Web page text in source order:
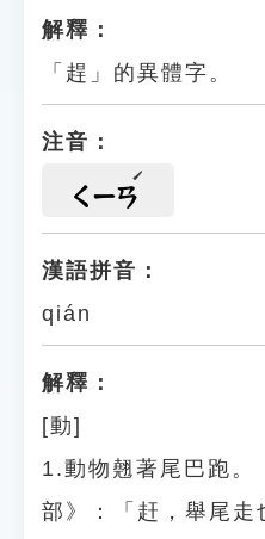
解釋：
「趕」的異體字。
注音：
ㄑㄧㄢ
漢語拼音：
qián
解釋：
[動]
1.動物翹著尾巴跑。
部》：「赶，舉尾走